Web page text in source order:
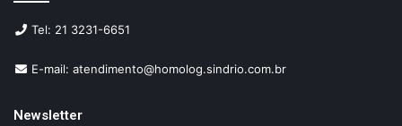
Tel: 21 3231-6651
E-mail: atendimento@homolog.sindrio.com.br
Newsletter